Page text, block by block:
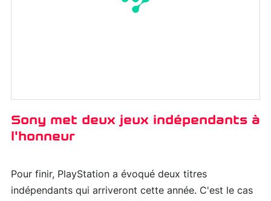
Sony met deux jeux indépendants à
l'honneur
Pour finir, PlayStation a évoqué deux titres
indépendants qui arriveront cette année. C'est le cas